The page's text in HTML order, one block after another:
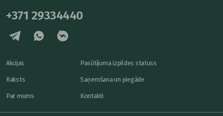
+371 29334440
Akcijas
Raksts
Par mums
Pasūtījuma izpildes statuss
Saņemšana un piegāde
Kontakti